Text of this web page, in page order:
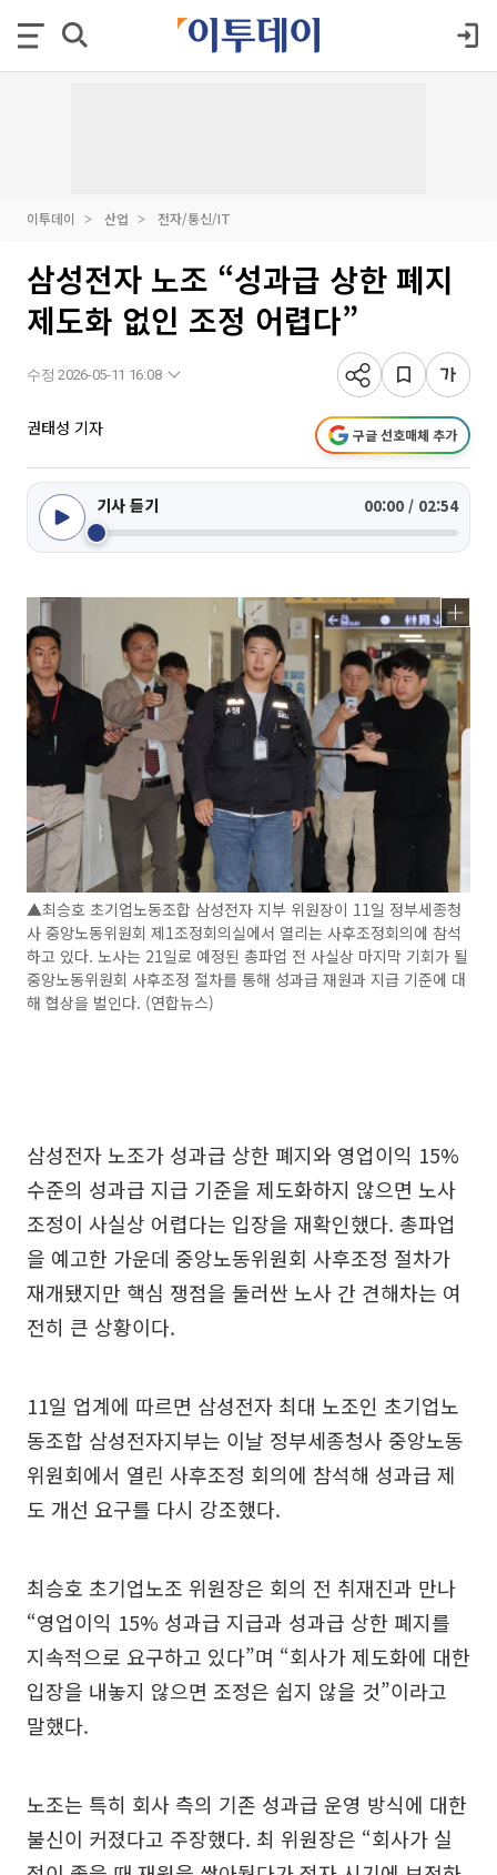
이투데이 산업 전자/통신/IT
삼성전자 노조 “성과급 상한 폐지
제도화 없인 조정 어렵다”
수정 2026-05-11 16:08
권태성 기자 구글 선호매체 추가
기사 듣기 00:00 / 02:54
▲최승호 초기업노동조합 삼성전자 지부 위원장이 11일 정부세종청
사 중앙노동위원회 제1조정회의실에서 열리는 사후조정회의에 참석
하고 있다. 노사는 21일로 예정된 총파업 전 사실상 마지막 기회가 될
중앙노동위원회 사후조정 절차를 통해 성과급 재원과 지급 기준에 대
해 협상을 벌인다. (연합뉴스)
삼성전자 노조가 성과급 상한 폐지와 영업이익 15%
수준의 성과급 지급 기준을 제도화하지 않으면 노사
조정이 사실상 어렵다는 입장을 재확인했다. 총파업
을 예고한 가운데 중앙노동위원회 사후조정 절차가
재개됐지만 핵심 쟁점을 둘러싼 노사 간 견해차는 여
전히 큰 상황이다.
11일 업계에 따르면 삼성전자 최대 노조인 초기업노
동조합 삼성전자지부는 이날 정부세종청사 중앙노동
위원회에서 열린 사후조정 회의에 참석해 성과급 제
도 개선 요구를 다시 강조했다.
최승호 초기업노조 위원장은 회의 전 취재진과 만나
“영업이익 15% 성과급 지급과 성과급 상한 폐지를
지속적으로 요구하고 있다”며 “회사가 제도화에 대한
입장을 내놓지 않으면 조정은 쉽지 않을 것”이라고
말했다.
노조는 특히 회사 측의 기존 성과급 운영 방식에 대한
불신이 커졌다고 주장했다. 최 위원장은 “회사가 실